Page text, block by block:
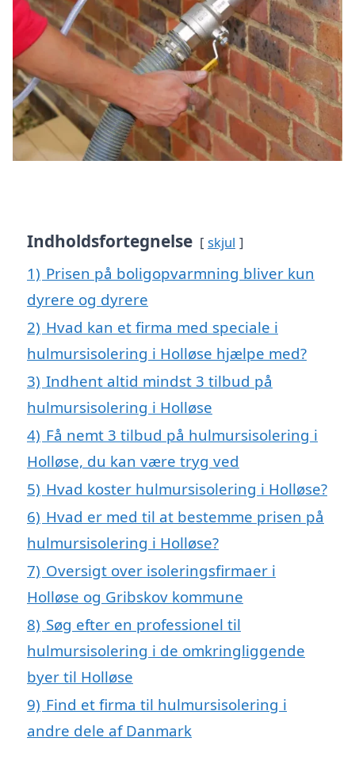
Indholdsfortegnelse skjul
1) Prisen på boligopvarmning bliver kun
dyrere og dyrere
2) Hvad kan et firma med speciale i
hulmursisolering i Holløse hjælpe med?
3) Indhent altid mindst 3 tilbud på
hulmursisolering i Holløse
4) Få nemt 3 tilbud på hulmursisolering i
Holløse, du kan være tryg ved
5) Hvad koster hulmursisolering i Holløse?
6) Hvad er med til at bestemme prisen på
hulmursisolering i Holløse?
7) Oversigt over isoleringsfirmaer i
Holløse og Gribskov kommune
8) Søg efter en professionel til
hulmursisolering i de omkringliggende
byer til Holløse
9) Find et firma til hulmursisolering i
andre dele af Danmark